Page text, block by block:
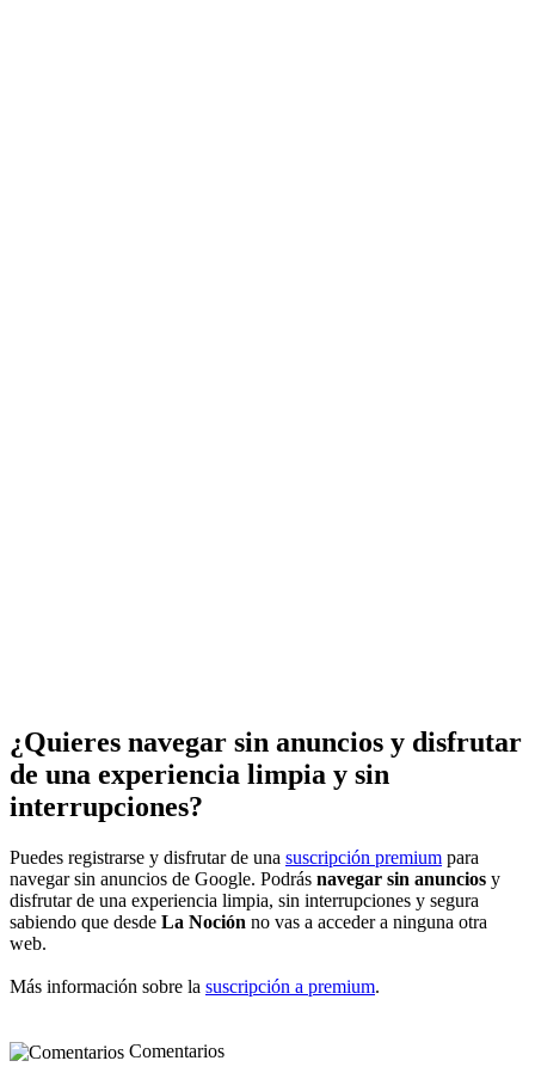
¿Quieres navegar sin anuncios y disfrutar
de una experiencia limpia y sin
interrupciones?
Puedes registrarse y disfrutar de una suscripción premium para
navegar sin anuncios de Google. Podrás navegar sin anuncios y
disfrutar de una experiencia limpia, sin interrupciones y segura
sabiendo que desde La Noción no vas a acceder a ninguna otra
web.
Más información sobre la suscripción a premium.
Comentarios